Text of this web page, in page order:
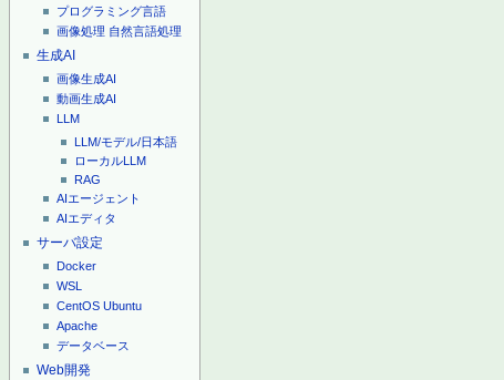
プログラミング言語
画像処理 自然言語処理
生成AI
画像生成AI
動画生成AI
LLM
LLM/モデル/日本語
ローカルLLM
RAG
AIエージェント
AIエディタ
サーバ設定
Docker
WSL
CentOS Ubuntu
Apache
データベース
Web開発